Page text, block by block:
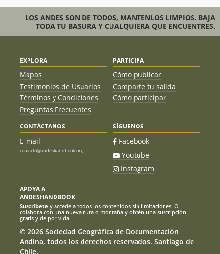
LOS ANDES SON DE TODOS, MANTENLOS LIMPIOS. BAJA
TODA TU BASURA Y CUALQUIERA QUE ENCUENTRES.
EXPLORA
Mapas
Testimonios de Usuarios
Términos y Condiciones
Preguntas Frecuentes
PARTICIPA
Cómo publicar
Comparte tu salida
Cómo participar
CONTÁCTANOS
E-mail
contacto@andeshandbook.org
SÍGUENOS
Facebook
Youtube
Instagram
APOYA A
ANDESHANDBOOK
Suscríbete y accede a todos los contenidos sin limitaciones. O
colabora con una nueva ruta o montaña y obtén una suscripción
gratis y de por vida.
© 2026 Sociedad Geográfica de Documentación
Andina, todos los derechos reservados. Santiago de
Chile.